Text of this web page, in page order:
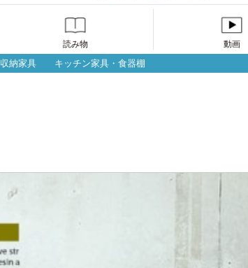
読み物 動画
収納家具 キッチン家具・食器棚